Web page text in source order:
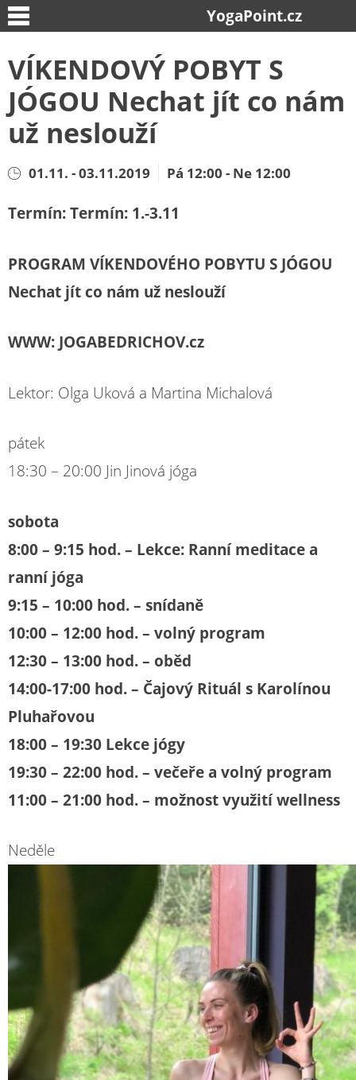
YogaPoint.cz
VÍKENDOVÝ POBYT S
JÓGOU Nechat jít co nám
už neslouží
01.11. - 03.11.2019 Pá 12:00 - Ne 12:00
Termín: Termín: 1.-3.11
PROGRAM VÍKENDOVÉHO POBYTU S JÓGOU
Nechat jít co nám už neslouží
WWW: JOGABEDRICHOV.cz
Lektor: Olga Uková a Martina Michalová
pátek
18:30 – 20:00 Jin Jinová jóga
sobota
8:00 – 9:15 hod. – Lekce: Ranní meditace a
ranní jóga
9:15 – 10:00 hod. – snídaně
10:00 – 12:00 hod. – volný program
12:30 – 13:00 hod. – oběd
14:00-17:00 hod. – Čajový Rituál s Karolínou
Pluhařovou
18:00 – 19:30 Lekce jógy
19:30 – 22:00 hod. – večeře a volný program
11:00 – 21:00 hod. – možnost využití wellness
Neděle